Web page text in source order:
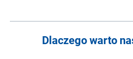
Dlaczego warto